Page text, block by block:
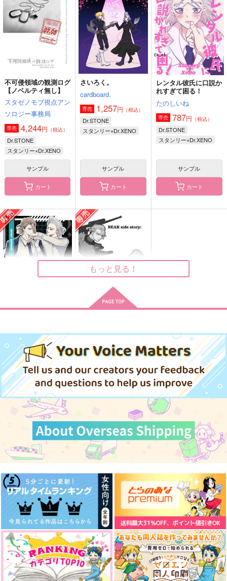
サンプル
作品詳細
サンプル
作品詳細
サンプル
作品詳細
アウローラの手に触れ
夕べの
1,147円（税込）
スタンリー×Dr.XENO
サンプル
作品詳細
アニンリー
はいてない
（税込）
サンプル
愛だけが憶えてる
円（税込）
二人がここにいる軌跡
デルタ
円（税込）
スタンリー×Dr.XENO
サンプル
作品詳細
終末、なにする？
スタンリー×Dr.XENO
サンプル
作品詳細
僕の年下ボーイフレン
ド
一過性
457
スタンリー×Dr.XENO
サンプル
作品詳細
不可侵領域の観測ログ
【ノベルティ無し】
スタゼノモブ視点アン
ソロジー事務局
専売 4,244円 （税込）
Dr.STONE
スタンリー×Dr.XENO
サンプル
カート
さいろく。
cardboard.
専売 1,257円 （税込）
Dr.STONE
スタンリー×Dr.XENO
サンプル
カート
レンタル彼氏に口説か
れすぎて困る！
たのしいね
専売 787円 （税込）
Dr.STONE
スタンリー×Dr.XENO
サンプル
カート
絡め亭
専売 1,257円（税込）
Dr.STONE
スタンリー×Dr.XENO
サンプル
カート
専売 315円（税込）
Dr.STONE
スタンリー×Dr.XENO
サンプル
もっと見る！